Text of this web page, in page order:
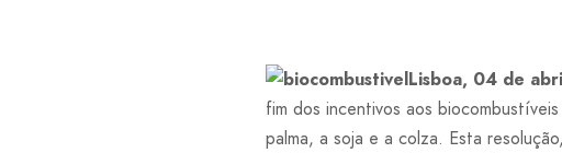
Lisboa, 04 de
fim dos incentivos aos
palma, a soja e a colza. Esta